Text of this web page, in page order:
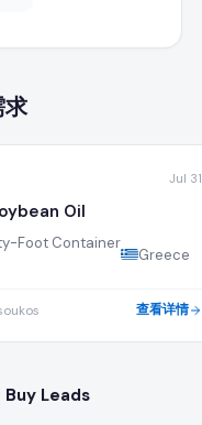
求
Jul 31
Oil
Foot Container
Greece
查看详情
Leads